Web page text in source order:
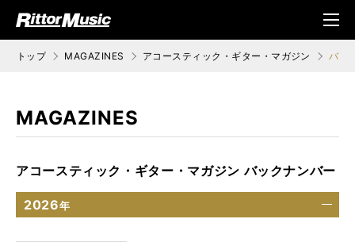
ジック (Rittor Musi
メニ
ュ
トップ MAGAZINES アコースティック・ギター・マガジン バッ
MAGAZINES
アコースティック・ギター・マガジン バックナンバー
2026年